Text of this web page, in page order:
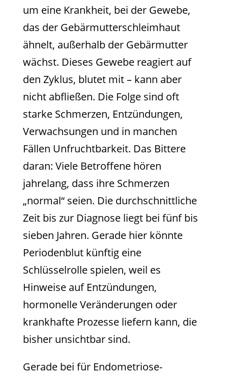
um eine Krankheit, bei der Gewebe,
das der Gebärmutterschleimhaut
ähnelt, außerhalb der Gebärmutter
wächst. Dieses Gewebe reagiert auf
den Zyklus, blutet mit – kann aber
nicht abfließen. Die Folge sind oft
starke Schmerzen, Entzündungen,
Verwachsungen und in manchen
Fällen Unfruchtbarkeit. Das Bittere
daran: Viele Betroffene hören
jahrelang, dass ihre Schmerzen
„normal“ seien. Die durchschnittliche
Zeit bis zur Diagnose liegt bei fünf bis
sieben Jahren. Gerade hier könnte
Periodenblut künftig eine
Schlüsselrolle spielen, weil es
Hinweise auf Entzündungen,
hormonelle Veränderungen oder
krankhafte Prozesse liefern kann, die
bisher unsichtbar sind.
Gerade bei für Endometriose-